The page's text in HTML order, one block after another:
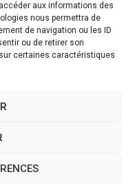
aux informations des
nous permettra de
de navigation ou les ID
ou de retirer son
certaines caractéristiques
personnelles
collectivités &